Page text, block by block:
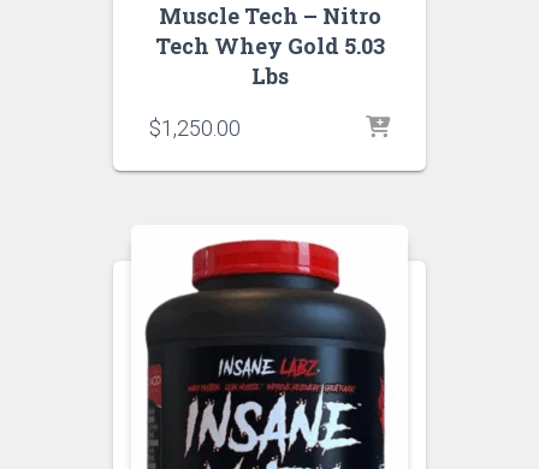
Muscle Tech – Nitro
Tech Whey Gold 5.03
Lbs
$1,250.00